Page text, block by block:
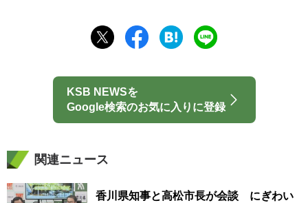
KSB NEWSを
Google検索のお気に入りに登録
関連ニュース
香川県知事と高松市長が会談 にぎわい